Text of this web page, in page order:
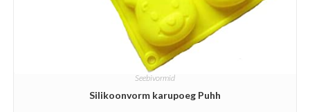
Seebivormid
Silikoonvorm karupoeg Puhh